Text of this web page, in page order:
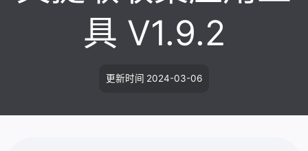
具 V1.9.2
更新时间 2024-03-06